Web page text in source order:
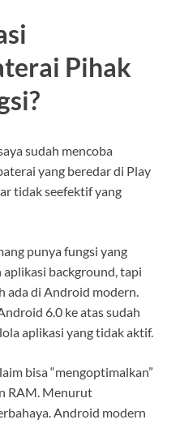
Pihak
sudah mencoba
yang beredar di Play
tidak seefektif yang
punya fungsi yang
background, tapi
ada di Android modern.
6.0 ke atas sudah
aplikasi yang tidak aktif.
bisa “mengoptimalkan”
RAM. Menurut
Android modern